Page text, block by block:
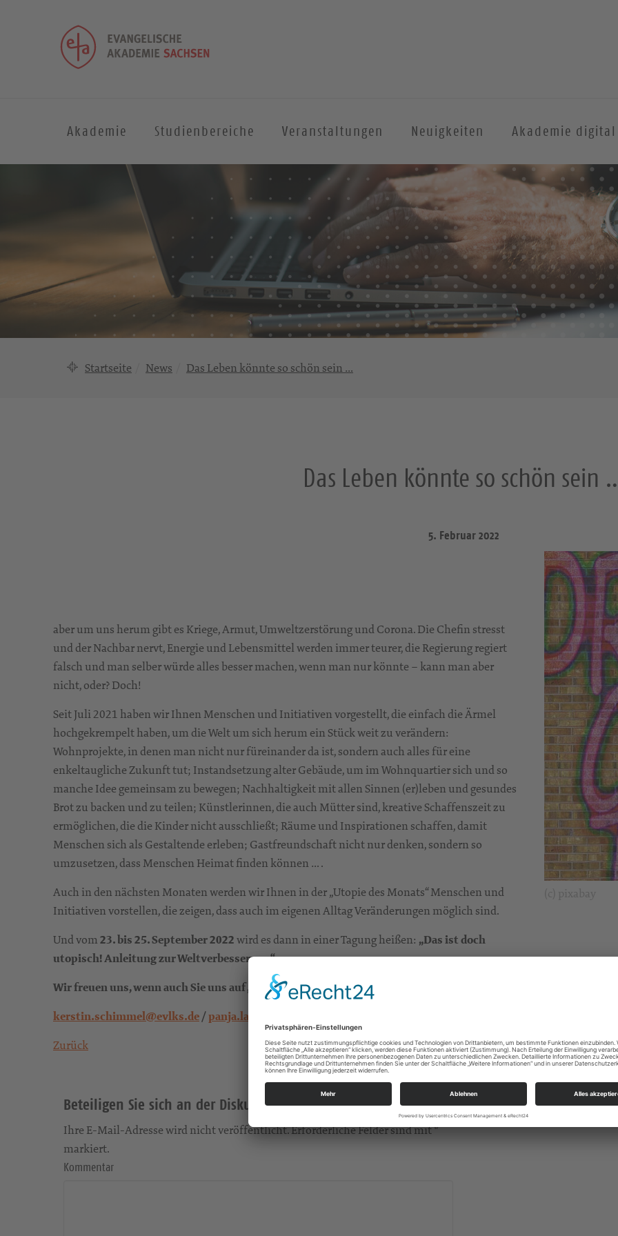
Akademie Studienbereiche Veranstaltungen Neuigkeiten Akademie digital
Startseite News Das Leben könnte so schön sein …
Das Leben könnte so schön sein
5. Februar 2022
aber um uns herum gibt es Kriege, Armut, Umweltzerstörung und Corona. Die Chefin stresst
und der Nachbar nervt, Energie und Lebensmittel werden immer teurer, die Regierung regiert
falsch und man selber würde alles besser machen, wenn man nur könnte – kann man aber
nicht, oder? Doch!
Seit Juli 2021 haben wir Ihnen Menschen und Initiativen vorgestellt, die einfach die Ärmel
hochgekrempelt haben, um die Welt um sich herum ein Stück weit zu verändern:
Wohnprojekte, in denen man nicht nur füreinander da ist, sondern auch alles für eine
enkeltaugliche Zukunft tut; Instandsetzung alter Gebäude, um im Wohnquartier sich und so
manche Idee gemeinsam zu bewegen; Nachhaltigkeit mit allen Sinnen (er)leben und gesundes
Brot zu backen und zu teilen; Künstlerinnen, die auch Mütter sind, kreative Schaffenszeit zu
ermöglichen, die die Kinder nicht ausschließt; Räume und Inspirationen schaffen, damit
Menschen sich als Gestaltende erleben; Gastfreundschaft nicht nur denken, sondern so
umzusetzen, dass Menschen Heimat finden können … .
Auch in den nächsten Monaten werden wir Ihnen in der „Utopie des Monats“ Menschen und
Initiativen vorstellen, die zeigen, dass auch im eigenen Alltag Veränderungen möglich sind.
Und vom23. bis 25. September 2022wird es dann in einer Tagung heißen: „Das ist doch
utopisch! Anleitung zur Weltverbesserung“.
Wir freuen uns, wenn auch Sie uns auf „utopische“ Initiativen hinweisen!
kerstin.schimmel@evlks.de/panja.lange@evlks.de
Zurück
Beteiligen Sie sich an der Diskussion
Ihre E-Mail-Adresse wird nicht veröffentlicht. Erforderliche Felder sind mit *
markiert.
Kommentar